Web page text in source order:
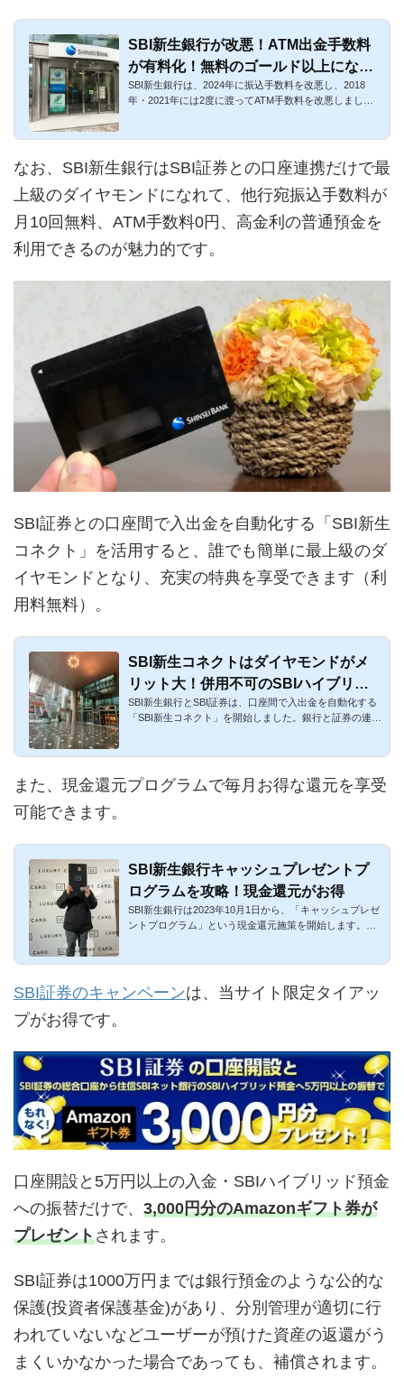
SBI新生銀行が改悪！ATM出金手数料
が有料化！無料のゴールド以上になる
方法と代わりを徹底解説
SBI新生銀行は、2024年に振込手数料を改悪し、2018
年・2021年には2度に渡ってATM手数料を改悪しまし
なお、SBI新生銀行はSBI証券との口座連携だけで最
上級のダイヤモンドになれて、他行宛振込手数料が
月10回無料、ATM手数料0円、高金利の普通預金を
利用できるのが魅力的です。
SBI証券との口座間で入出金を自動化する「SBI新生
コネクト」を活用すると、誰でも簡単に最上級のダ
イヤモンドとなり、充実の特典を享受できます（利
用料無料）。
SBI新生コネクトはダイヤモンドがメ
リット大！併用不可のSBIハイブリッ
ド預金との違いを比較
SBI新生銀行とSBI証券は、口座間で入出金を自動化する
「SBI新生コネクト」を開始しました。銀行と証券の連携
また、現金還元プログラムで毎月お得な還元を享受
可能できます。
SBI新生銀行キャッシュプレゼントプ
ログラムを攻略！現金還元がお得
SBI新生銀行は2023年10月1日から、「キャッシュプレゼ
ントプログラム」という現金還元施策を開始します。キ
SBI証券のキャンペーンは、当サイト限定タイアッ
プがお得です。
口座開設と5万円以上の入金・SBIハイブリッド預金
への振替だけで、 3,000円分のAmazonギフト券が
プレゼントされます。
SBI証券は1000万円までは銀行預金のような公的な
保護(投資者保護基金)があり、分別管理が適切に行
われていないなどユーザーが預けた資産の返還がう
まくいかなかった場合であっても、補償されます。